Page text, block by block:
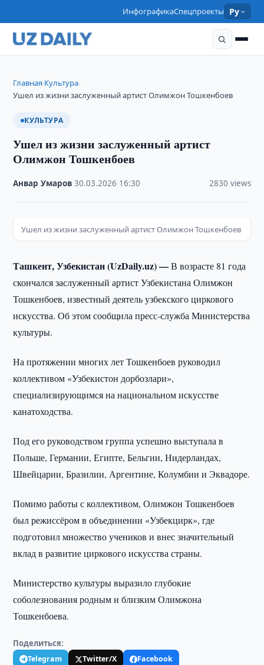
ИнфографикаСпецпроекты Ру
Главная›Культура›
Ушел из жизни заслуженный артист Олимжон Тошкенбоев
КУЛЬТУРА
Ушел из жизни заслуженный артист
Олимжон Тошкенбоев
Анвар Умаров ·30.03.2026 16:30 2830 views
Ушел из жизни заслуженный артист Олимжон Тошкенбоев
Ташкент, Узбекистан (UzDaily.uz) —В возрасте 81 года
скончался заслуженный артист Узбекистана Олимжон
Тошкенбоев, известный деятель узбекского циркового
искусства. Об этом сообщила пресс-служба Министерства
культуры.
На протяжении многих лет Тошкенбоев руководил
коллективом «Узбекистон дорбозлари»,
специализирующимся на национальном искусстве
канатоходства.
Под его руководством группа успешно выступала в
Польше, Германии, Египте, Бельгии, Нидерландах,
Швейцарии, Бразилии, Аргентине, Колумбии и Эквадоре.
Помимо работы с коллективом, Олимжон Тошкенбоев
был режиссёром в объединении «Узбекцирк», где
подготовил множество учеников и внес значительный
вклад в развитие циркового искусства страны.
Министерство культуры выразило глубокие
соболезнования родным и близким Олимжона
Тошкенбоева.
Поделиться:
Telegram Twitter/X
Facebook